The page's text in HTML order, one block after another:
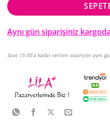
Aynı gün siparişiniz
Saat 15.00'a kadar verilen siparişler aynı